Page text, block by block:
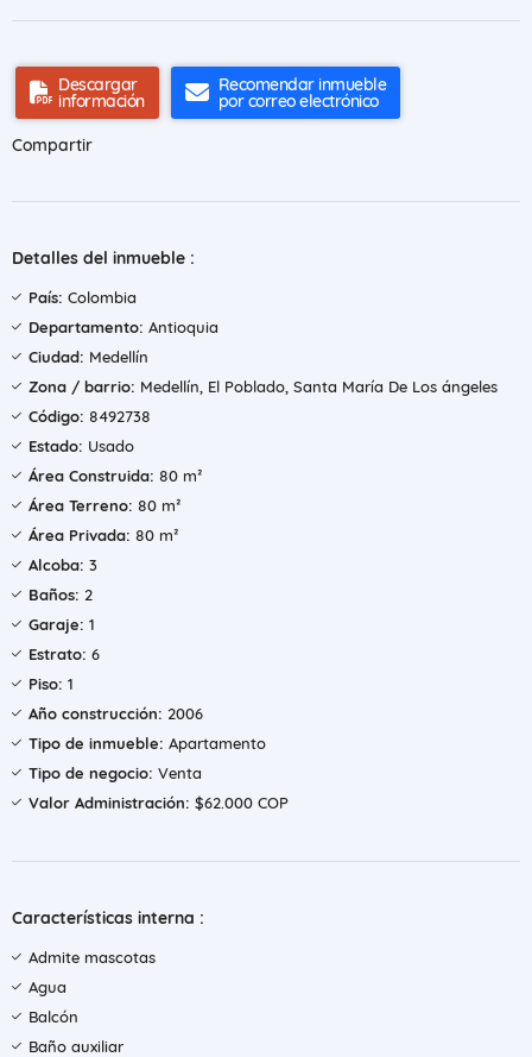
Descargar
información
Recomendar inmueble
por correo electrónico
Compartir
Detalles del inmueble :
País: Colombia
Departamento: Antioquia
Ciudad: Medellín
Zona / barrio: Medellín, El Poblado, Santa María De Los ángeles
Código: 8492738
Estado: Usado
Área Construida: 80 m²
Área Terreno: 80 m²
Área Privada: 80 m²
Alcoba: 3
Baños: 2
Garaje: 1
Estrato: 6
Piso: 1
Año construcción: 2006
Tipo de inmueble: Apartamento
Tipo de negocio: Venta
Valor Administración: $62.000 COP
Características interna :
Admite mascotas
Agua
Balcón
Baño auxiliar